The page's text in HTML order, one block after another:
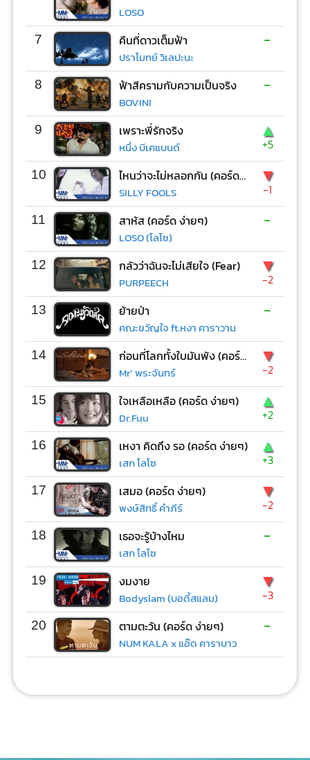
LOSO
7 คืนที่ดาวเต็มฟ้า
ปราโมทย์ วิเลปะนะ
-
8 ฟ้าสีครามกับความเป็นจริง
BOVINI
-
9 เพราะพี่รักจริง
หนึ่ง บีเคแบนด์
▲
+5
10 ไหนว่าจะไม่หลอกกัน (คอร์ด ง่ายๆ)
SILLY FOOLS
▼
-1
11 สาหัส (คอร์ด ง่ายๆ)
LOSO (โลโซ)
-
12 กลัวว่าฉันจะไม่เสียใจ (Fear)
PURPEECH
▼
-2
13 ย้ายป่า
คณะขวัญใจ ft.หงา คาราวาน
-
14 ก่อนที่โลกทั้งใบมันพัง (คอร์ด ง่ายๆ)
Mr’ พระจันทร์
▼
-2
15 ใจเหลือเหลือ (คอร์ด ง่ายๆ)
Dr.Fuu
▲
+2
16 เหงา คิดถึง รอ (คอร์ด ง่ายๆ)
เสก โลโซ
▲
+3
17 เสมอ (คอร์ด ง่ายๆ)
พงษ์สิทธิ์ คำภีร์
▼
-2
18 เธอจะรู้บ้างไหม
เสก โลโซ
-
19 งมงาย
Bodyslam (บอดี้สแลม)
▼
-3
20 ตามตะวัน (คอร์ด ง่ายๆ)
NUM KALA x แอ๊ด คาราบาว
-